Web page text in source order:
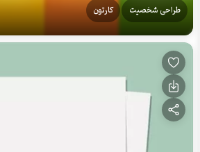
طراحی شخصیت کارتون